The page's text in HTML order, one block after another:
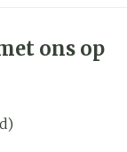
ons op